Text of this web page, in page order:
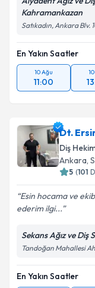
Kahramankazan
Satıkadın, Ankara Blv.
En Yakın Saatler
10 Ağu
11:00
Dt.
Diş
Ankara,
5 (101
Esin hocama ve
ederim ilgi...
Sekans Ağız ve Diş
Tandoğan Mahallesi
En Yakın Saatler